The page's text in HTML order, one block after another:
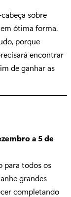
sobre
ótima forma.
porque
encontrar
de ganhar as
a 5 de
para todos os
grandes
completando